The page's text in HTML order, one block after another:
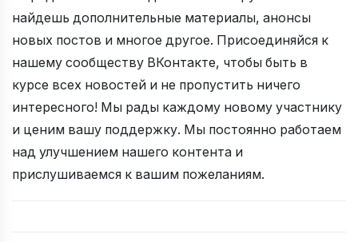
найдешь дополнительные материалы, анонсы
новых постов и многое другое. Присоединяйся к
нашему сообществу ВКонтакте, чтобы быть в
курсе всех новостей и не пропустить ничего
интересного! Мы рады каждому новому участнику
и ценим вашу поддержку. Мы постоянно работаем
над улучшением нашего контента и
прислушиваемся к вашим пожеланиям.